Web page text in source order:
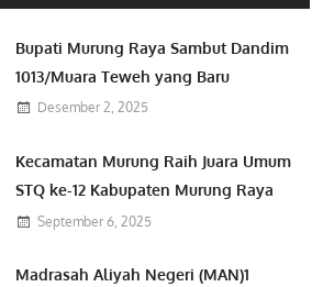
Bupati Murung Raya Sambut Dandim
1013/Muara Teweh yang Baru
Desember 2, 2025
Kecamatan Murung Raih Juara Umum
STQ ke-12 Kabupaten Murung Raya
September 6, 2025
Madrasah Aliyah Negeri (MAN)1